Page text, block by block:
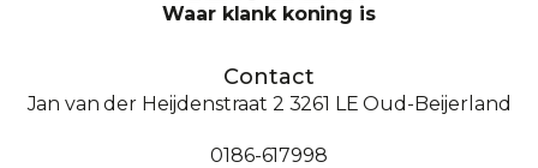
Waar klank koning is
Contact
Jan van der Heijdenstraat 2 3261 LE Oud-Beijerland
0186-617998